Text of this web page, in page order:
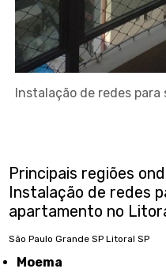
Instalação de redes
Principais regiões
Instalação de redes
apartamento no
São Paulo Grande SP Litoral SP
Moema